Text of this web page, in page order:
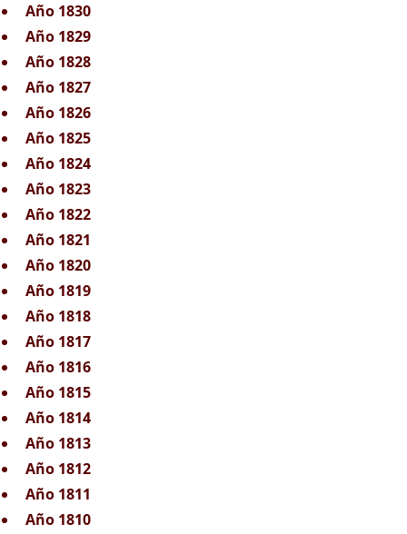
Año 1830
Año 1829
Año 1828
Año 1827
Año 1826
Año 1825
Año 1824
Año 1823
Año 1822
Año 1821
Año 1820
Año 1819
Año 1818
Año 1817
Año 1816
Año 1815
Año 1814
Año 1813
Año 1812
Año 1811
Año 1810